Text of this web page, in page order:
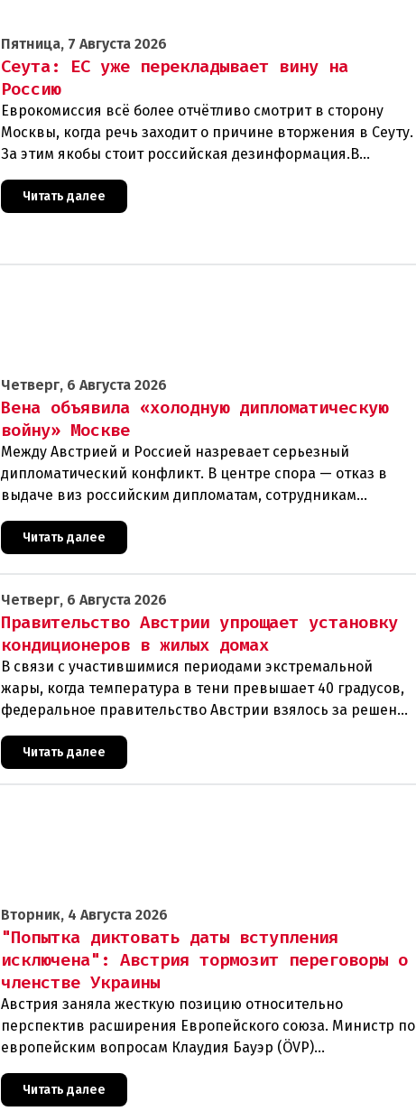
Пятница, 7 Августа 2026
Сеута: ЕС уже перекладывает вину на
Россию
Еврокомиссия всё более отчётливо смотрит в сторону
Москвы, когда речь заходит о причине вторжения в Сеуту.
За этим якобы стоит российская дезинформация.В
течение нескольких дней около 72 000 человек п
Читать далее
Четверг, 6 Августа 2026
Вена объявила «холодную дипломатическую
войну» Москве
Между Австрией и Россией назревает серьезный
дипломатический конфликт. В центре спора — отказ в
выдаче виз российским дипломатам, сотрудникам
посольства и работникам международных организаций,
которые
Читать далее
Четверг, 6 Августа 2026
Правительство Австрии упрощает установку
кондиционеров в жилых домах
В связи с участившимися периодами экстремальной
жары, когда температура в тени превышает 40 градусов,
федеральное правительство Австрии взялось за решение
проблемы перегрева жилых помещений. В среду н
Читать далее
Вторник, 4 Августа 2026
"Попытка диктовать даты вступления
исключена": Австрия тормозит переговоры о
членстве Украины
Австрия заняла жесткую позицию относительно
перспектив расширения Европейского союза. Министр по
европейским вопросам Клаудия Бауэр (ÖVP)
категорически исключила возможность ускоренного
присоединения
Читать далее